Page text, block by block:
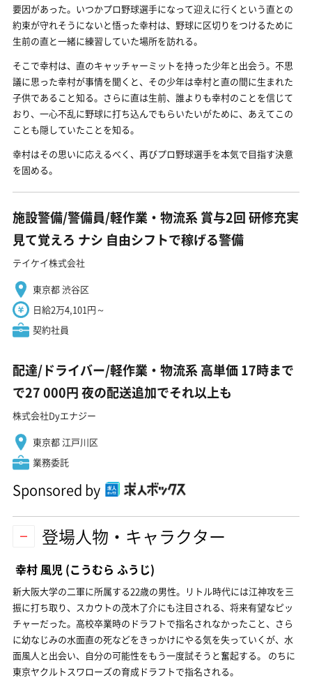
要因があった。いつかプロ野球選手になって迎えに行くという直との
約束が守れそうにないと悟った幸村は、野球に区切りをつけるために
生前の直と一緒に練習していた場所を訪れる。
そこで幸村は、直のキャッチャーミットを持った少年と出会う。不思
議に思った幸村が事情を聞くと、その少年は幸村と直の間に生まれた
子供であること知る。さらに直は生前、誰よりも幸村のことを信じて
おり、一心不乱に野球に打ち込んでもらいたいがために、あえてこの
ことも隠していたことを知る。
幸村はその思いに応えるべく、再びプロ野球選手を本気で目指す決意
を固める。
施設警備/警備員/軽作業・物流系 賞与2回 研修充実
見て覚えろ ナシ 自由シフトで稼げる警備
テイケイ株式会社
東京都 渋谷区
日給2万4,101円～
契約社員
配達/ドライバー/軽作業・物流系 高単価 17時まで
で27 000円 夜の配送追加でそれ以上も
株式会社Dyエナジー
東京都 江戸川区
業務委託
Sponsored by
登場人物・キャラクター
幸村 風児 (こうむら ふうじ)
新大阪大学の二軍に所属する22歳の男性。リトル時代には江神攻を三
振に打ち取り、スカウトの茂木了介にも注目される、将来有望なピッ
チャーだった。高校卒業時のドラフトで指名されなかったこと、さら
に幼なじみの水面直の死などをきっかけにやる気を失っていくが、水
面風人と出会い、自分の可能性をもう一度試そうと奮起する。 のちに
東京ヤクルトスワローズの育成ドラフトで指名される。